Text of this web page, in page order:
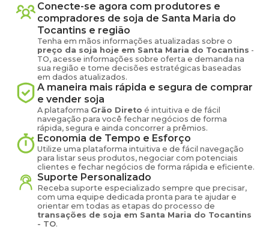
Conecte-se agora com produtores e
compradores de soja de Santa Maria do
Tocantins e região
Tenha em mãos informações atualizadas sobre o
preço da soja hoje em Santa Maria do Tocantins -
TO, acesse informações sobre oferta e demanda na
sua região e tome decisões estratégicas baseadas
em dados atualizados.
A maneira mais rápida e segura de comprar
e vender soja
A plataforma Grão Direto é intuitiva e de fácil
navegação para você fechar negócios de forma
rápida, segura e ainda concorrer a prêmios.
Economia de Tempo e Esforço
Utilize uma plataforma intuitiva e de fácil navegação
para listar seus produtos, negociar com potenciais
clientes e fechar negócios de forma rápida e eficiente.
Suporte Personalizado
Receba suporte especializado sempre que precisar,
com uma equipe dedicada pronta para te ajudar e
orientar em todas as etapas do processo de
transações de soja em Santa Maria do Tocantins
- TO.